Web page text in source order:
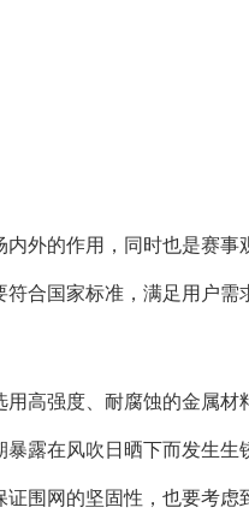
外的作用，同时也是赛事
合国家标准，满足用户需
高强度、耐腐蚀的金属材
露在风吹日晒下而发生生
围网的坚固性，也要考虑